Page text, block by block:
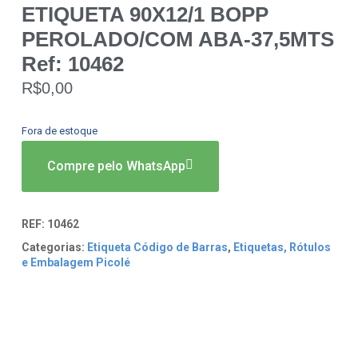
ETIQUETA 90X12/1 BOPP
PEROLADO/COM ABA-37,5MTS
Ref: 10462
R$0,00
Fora de estoque
Compre pelo WhatsApp
REF: 10462
Categorias: Etiqueta Código de Barras, Etiquetas, Rótulos
e Embalagem Picolé